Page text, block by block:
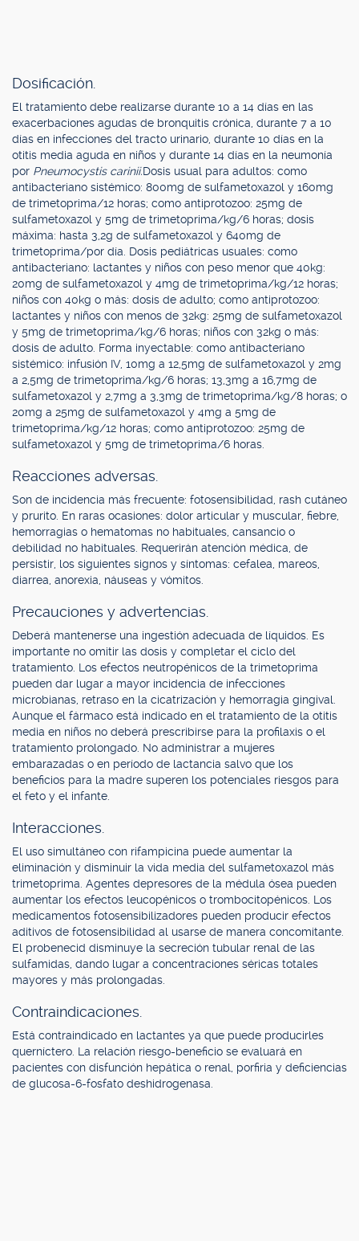
Dosificación.
El tratamiento debe realizarse durante 10 a 14 días en las
exacerbaciones agudas de bronquitis crónica, durante 7 a 10
días en infecciones del tracto urinario, durante 10 días en la
otitis media aguda en niños y durante 14 días en la neumonía
por Pneumocystis carinii.Dosis usual para adultos: como
antibacteriano sistémico: 800mg de sulfametoxazol y 160mg
de trimetoprima/12 horas; como antiprotozoo: 25mg de
sulfametoxazol y 5mg de trimetoprima/kg/6 horas; dosis
máxima: hasta 3,2g de sulfametoxazol y 640mg de
trimetoprima/por día. Dosis pediátricas usuales: como
antibacteriano: lactantes y niños con peso menor que 40kg:
20mg de sulfametoxazol y 4mg de trimetoprima/kg/12 horas;
niños con 40kg o más: dosis de adulto; como antiprotozoo:
lactantes y niños con menos de 32kg: 25mg de sulfametoxazol
y 5mg de trimetoprima/kg/6 horas; niños con 32kg o más:
dosis de adulto. Forma inyectable: como antibacteriano
sistémico: infusión IV, 10mg a 12,5mg de sulfametoxazol y 2mg
a 2,5mg de trimetoprima/kg/6 horas; 13,3mg a 16,7mg de
sulfametoxazol y 2,7mg a 3,3mg de trimetoprima/kg/8 horas; o
20mg a 25mg de sulfametoxazol y 4mg a 5mg de
trimetoprima/kg/12 horas; como antiprotozoo: 25mg de
sulfametoxazol y 5mg de trimetoprima/6 horas.
Reacciones adversas.
Son de incidencia más frecuente: fotosensibilidad, rash cutáneo
y prurito. En raras ocasiones: dolor articular y muscular, fiebre,
hemorragias o hematomas no habituales, cansancio o
debilidad no habituales. Requerirán atención médica, de
persistir, los siguientes signos y síntomas: cefalea, mareos,
diarrea, anorexia, náuseas y vómitos.
Precauciones y advertencias.
Deberá mantenerse una ingestión adecuada de líquidos. Es
importante no omitir las dosis y completar el ciclo del
tratamiento. Los efectos neutropénicos de la trimetoprima
pueden dar lugar a mayor incidencia de infecciones
microbianas, retraso en la cicatrización y hemorragia gingival.
Aunque el fármaco está indicado en el tratamiento de la otitis
media en niños no deberá prescribirse para la profilaxis o el
tratamiento prolongado. No administrar a mujeres
embarazadas o en período de lactancia salvo que los
beneficios para la madre superen los potenciales riesgos para
el feto y el infante.
Interacciones.
El uso simultáneo con rifampicina puede aumentar la
eliminación y disminuir la vida media del sulfametoxazol más
trimetoprima. Agentes depresores de la médula ósea pueden
aumentar los efectos leucopénicos o trombocitopénicos. Los
medicamentos fotosensibilizadores pueden producir efectos
aditivos de fotosensibilidad al usarse de manera concomitante.
El probenecid disminuye la secreción tubular renal de las
sulfamidas, dando lugar a concentraciones séricas totales
mayores y más prolongadas.
Contraindicaciones.
Está contraindicado en lactantes ya que puede producirles
querníctero. La relación riesgo-beneficio se evaluará en
pacientes con disfunción hepática o renal, porfiria y deficiencias
de glucosa-6-fosfato deshidrogenasa.